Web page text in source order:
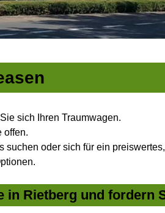
sich Ihren Traumwagen.
offen.
oder sich für ein
in Rietberg und fordern